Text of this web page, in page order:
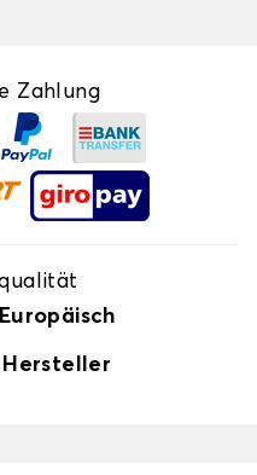
Zahlung
Europäisch
Hersteller